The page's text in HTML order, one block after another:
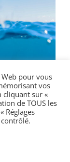
et redescend pour
bateau, et
de l’eau,
la récréation
pour vous
vos
cliquant sur «
de TOUS les
Réglages